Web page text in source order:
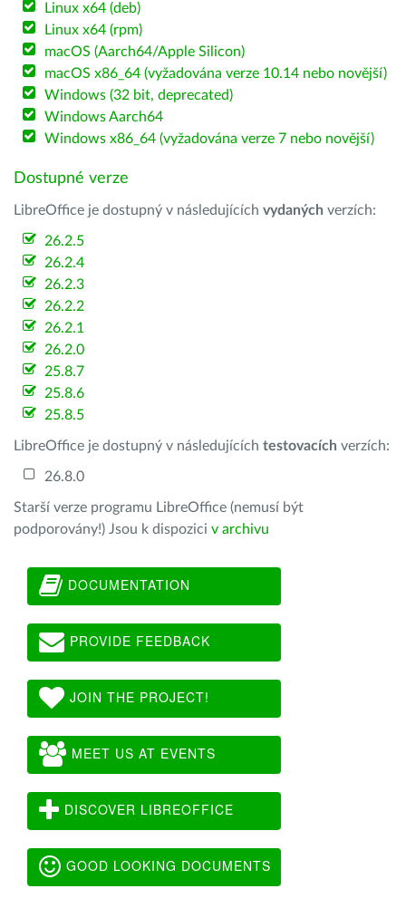
Linux x64 (deb)
Linux x64 (rpm)
macOS (Aarch64/Apple Silicon)
macOS x86_64 (vyžadována verze 10.14 nebo novější)
Windows (32 bit, deprecated)
Windows Aarch64
Windows x86_64 (vyžadována verze 7 nebo novější)
Dostupné verze
LibreOffice je dostupný v následujících vydaných verzích:
26.2.5
26.2.4
26.2.3
26.2.2
26.2.1
26.2.0
25.8.7
25.8.6
25.8.5
LibreOffice je dostupný v následujících testovacích verzích:
26.8.0
Starší verze programu LibreOffice (nemusí být
podporovány!) Jsou k dispozici v archivu
DOCUMENTATION
PROVIDE FEEDBACK
JOIN THE PROJECT!
MEET US AT EVENTS
DISCOVER LIBREOFFICE
GOOD LOOKING DOCUMENTS